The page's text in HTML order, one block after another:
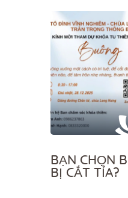
BẠN CHỌN
BỊ CẮT TỈA?